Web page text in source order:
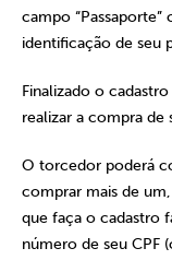
campo
identificação de seu
Finalizado o
realizar a compra de
O torcedor poderá
comprar mais de
que faça o cadastro
número de seu CPF